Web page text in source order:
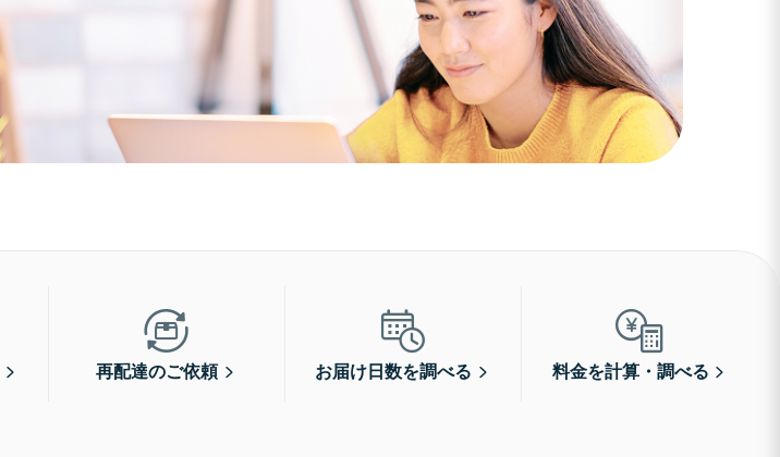
再配達のご依頼 お届け日数を調べる 料金を計算・調べる